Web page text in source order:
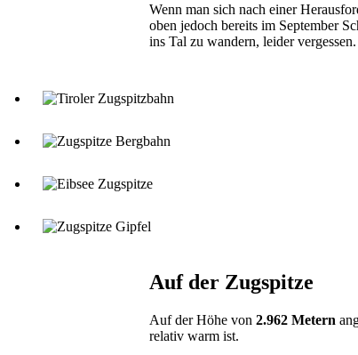
Wenn man sich nach einer
oben jedoch bereits im September
ins Tal zu wandern, leider vergessen.
Auf der Zugspitze
Auf der Höhe von 2.962 Metern
relativ warm ist.